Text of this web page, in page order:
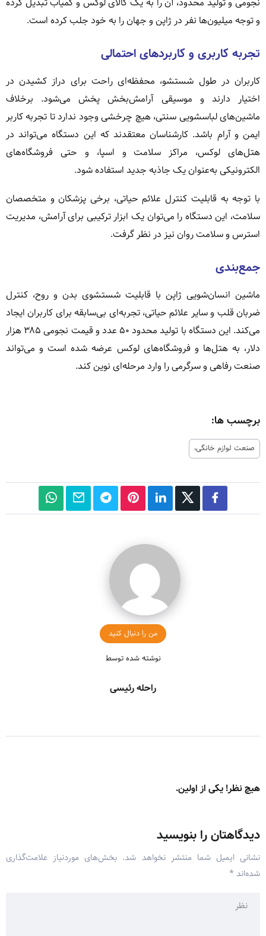
و توجه میلیون‌ها نفر در ژاپن و جهان را به خود جلب کرده است.
تجربه کاربری و کاربردهای احتمالی
کاربران در طول شستشو، محفظه‌ای راحت برای دراز کشیدن در
اختیار دارند و موسیقی آرامش‌بخش پخش می‌شود. برخلاف
ماشین‌های لباسشویی سنتی، هیچ چرخشی وجود ندارد تا تجربه کاربر
ایمن و آرام باشد. کارشناسان معتقدند که این دستگاه می‌تواند در
هتل‌های لوکس، مراکز سلامت و اسپا، و حتی فروشگاه‌های
الکترونیکی به‌عنوان یک جاذبه جدید استفاده شود.
با توجه به قابلیت کنترل علائم حیاتی، برخی پزشکان و متخصصان
سلامت، این دستگاه را می‌توان یک ابزار ترکیبی برای آرامش، مدیریت
استرس و سلامت روان نیز در نظر گرفت.
جمع‌بندی
ماشین انسان‌شویی ژاپن با قابلیت شستشوی بدن و روح، کنترل
ضربان قلب و سایر علائم حیاتی، تجربه‌ای بی‌سابقه برای کاربران ایجاد
می‌کند. این دستگاه با تولید محدود ۵۰ عدد و قیمت نجومی ۳۸۵ هزار
دلار، به هتل‌ها و فروشگاه‌های لوکس عرضه شده است و می‌تواند
صنعت رفاهی و سرگرمی را وارد مرحله‌ای نوین کند.
برچسب ها:
صنعت لوازم خانگی،
من را دنبال کنید
نوشته شده توسط
راحله رئیسی
هیچ نظر! یکی از اولین.
دیدگاهتان را بنویسید
نشانی ایمیل شما منتشر نخواهد شد. بخش‌های موردنیاز علامت‌گذاری
شده‌اند *